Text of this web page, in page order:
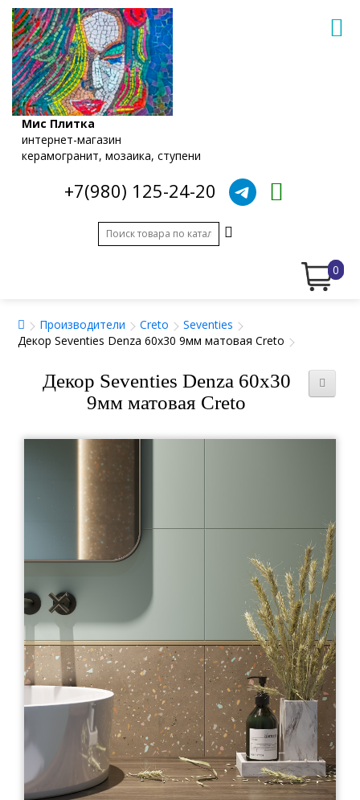
Мис Плитка
интернет-магазин
керамогранит, мозаика, ступени
+7(980) 125-24-20
0
Производители Creto
Seventies
Декор Seventies Denza 60x30 9мм матовая Creto
Декор Seventies Denza 60x30
9мм матовая Creto